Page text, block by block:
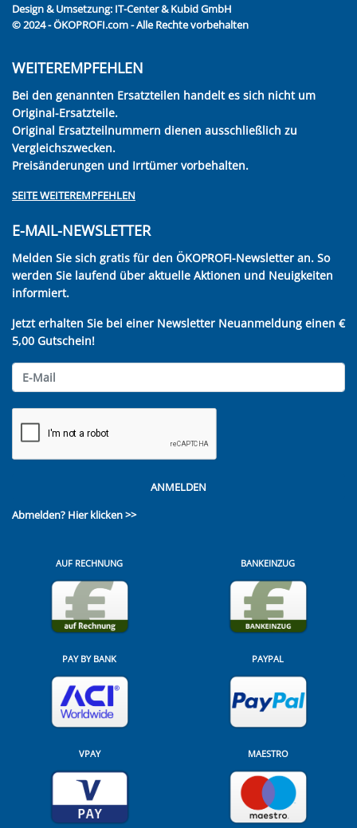
Design & Umsetzung: IT-Center & Kubid GmbH
© 2024 - ÖKOPROFI.com - Alle Rechte vorbehalten
WEITEREMPFEHLEN
Bei den genannten Ersatzteilen handelt es sich nicht um
Original-Ersatzteile.
Original Ersatzteilnummern dienen ausschließlich zu
Vergleichszwecken.
Preisänderungen und Irrtümer vorbehalten.
SEITE WEITEREMPFEHLEN
E-MAIL-NEWSLETTER
Melden Sie sich gratis für den ÖKOPROFI-Newsletter an. So
werden Sie laufend über aktuelle Aktionen und Neuigkeiten
informiert.
Jetzt erhalten Sie bei einer Newsletter Neuanmeldung einen €
5,00 Gutschein!
ANMELDEN
Abmelden? Hier klicken >>
AUF RECHNUNG BANKEINZUG
PAY BY BANK PAYPAL
VPAY MAESTRO